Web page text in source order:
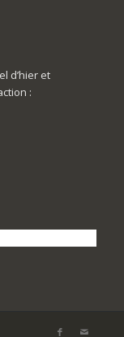
d’hier et
: